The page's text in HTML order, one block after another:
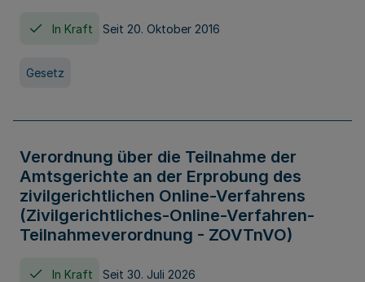
In Kraft Seit 20. Oktober 2016
Gesetz
Verordnung über die Teilnahme der
Amtsgerichte an der Erprobung des
zivilgerichtlichen Online-Verfahrens
(Zivilgerichtliches-Online-Verfahren-
Teilnahmeverordnung - ZOVTnVO)
In Kraft Seit 30. Juli 2026